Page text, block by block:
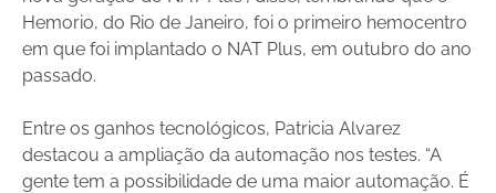
Hemorio, do Rio de Janeiro, foi o primeiro hemocentro
em que foi implantado o NAT Plus, em outubro do ano
passado.
Entre os ganhos tecnológicos, Patricia Alvarez
destacou a ampliação da automação nos testes. “A
gente tem a possibilidade de uma maior automação. É